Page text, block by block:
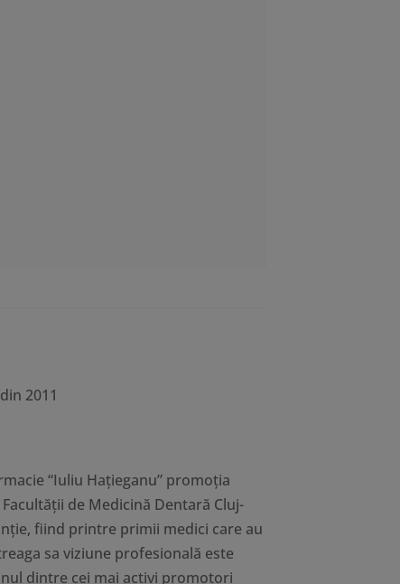
2011
“Iuliu Haţieganu” promoţia
de Medicină Dentară Cluj-
fiind printre primii medici care au
sa viziune profesională este
dintre cei mai activi promotori